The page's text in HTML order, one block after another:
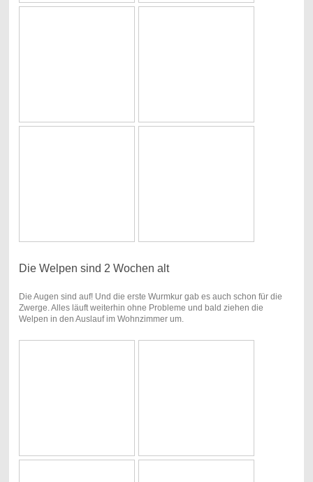
Die Welpen sind 2 Wochen alt
Die Augen sind auf! Und die erste Wurmkur gab es auch schon für die
Zwerge. Alles läuft weiterhin ohne Probleme und bald ziehen die
Welpen in den Auslauf im Wohnzimmer um.